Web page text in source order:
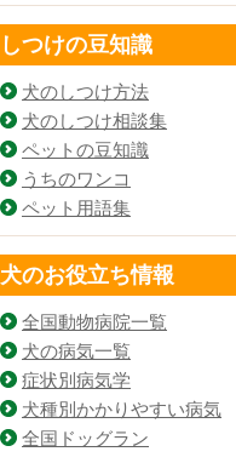
しつけの豆知識
犬のしつけ方法
犬のしつけ相談集
ペットの豆知識
うちのワンコ
ペット用語集
犬のお役立ち情報
全国動物病院一覧
犬の病気一覧
症状別病気学
犬種別かかりやすい病気
全国ドッグラン